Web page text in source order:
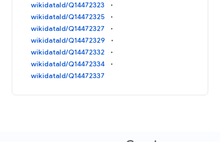
wikidataId/Q14472323
wikidataId/Q14472325
wikidataId/Q14472327
wikidataId/Q14472329
wikidataId/Q14472332
wikidataId/Q14472334
wikidataId/Q14472337